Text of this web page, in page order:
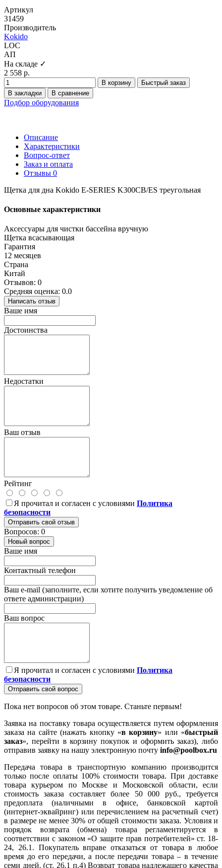
Артикул
31459
Производитель
Kokido
LOC
АП
На складе ✓
2 558 р.
В корзину
Быстрый заказ
В закладки
В сравнение
Подбор оборудования
Описание
Характеристики
Вопрос-ответ
Заказ и оплата
Отзывы 0
Щетка для дна Kokido E-SERIES K300CB/ES треугольная
Основные характеристики
Аксессуары для чистки бассейна вручную
Щетка всасывающая
Гарантия
12 месяцев
Страна
Китай
Отзывов: 0
Средняя оценка: 0.0
Написать отзыв
Ваше имя
Достоинства
Недостатки
Ваш отзыв
Рейтинг
Я прочитал и согласен с условиями Политика
безопасности
Отправить свой отзыв
Вопросов: 0
Новый вопрос
Ваше имя
Контактный телефон
Ваш e-mail (заполните, если хотите получить уведомление об
ответе администрации)
Ваш вопрос
Я прочитал и согласен с условиями Политика
безопасности
Отправить свой вопрос
Пока нет вопросов об этом товаре. Станьте первым!
Заявка на поставку товара осуществляется путем оформления
заказа на сайте (нажать кнопку «в корзину» или «быстрый
заказ», перейти в корзину покупок и оформить заказ), либо
отправив заявку на нашу электронную почту info@poolbox.ru
Передача товара в транспортную компанию производится
только после оплаты 100% стоимости товара. При доставке
товара курьером по Москве и Московской области, если
стоимость заказа составляет более 50 000 руб., требуется
предоплата (наличными в офисе, банковской картой
(интернет-эквайринг) или перечислением на расчетный счет)
в размере не менее 30% от общей стоимости заказа. Условия и
порядок возврата (обмена) товара регламентируется в
соответствии с законом «О защите прав потребителей» ст. 18-
24, 26.1. Покупатель вправе отказаться от товара в любое
время до его передачи, а после передачи товара – в течение
семи дней. (ст. 26.1 п.4) Возврат товара надлежащего качества